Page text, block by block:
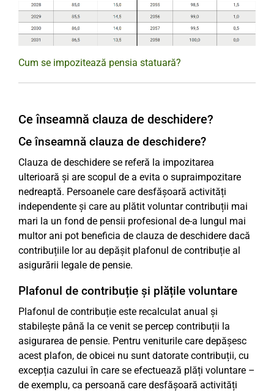
Cum se impozitează pensia statuară?
Ce înseamnă clauza de deschidere?
Ce înseamnă clauza de deschidere?
Clauza de deschidere se referă la impozitarea
ulterioară și are scopul de a evita o supraimpozitare
nedreaptă. Persoanele care desfășoară activități
independente și care au plătit voluntar contribuții mai
mari la un fond de pensii profesional de-a lungul mai
multor ani pot beneficia de clauza de deschidere dacă
contribuțiile lor au depășit plafonul de contribuție al
asigurării legale de pensie.
Plafonul de contribuție și plățile voluntare
Plafonul de contribuție este recalculat anual și
stabilește până la ce venit se percep contribuții la
asigurarea de pensie. Pentru veniturile care depășesc
acest plafon, de obicei nu sunt datorate contribuții, cu
excepția cazului în care se efectuează plăți voluntare –
de exemplu, ca persoană care desfășoară activități